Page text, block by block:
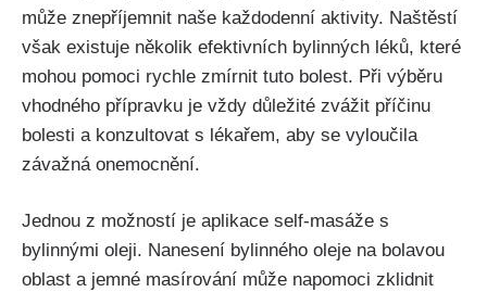
⁢může znepříjemnit naše každodenní aktivity. Naštěstí
však existuje několik efektivních bylinných léků, ​které
mohou‍ pomoci​ rychle zmírnit tuto bolest. Při výběru
vhodného přípravku ​je ‌vždy důležité zvážit příčinu
bolesti a konzultovat s ⁢lékařem, ​aby se vyloučila
závažná ⁢onemocnění.
Jednou z možností je ⁣aplikace self-masáže s
bylinnými ‌oleji. Nanesení bylinného oleje na bolavou
‌oblast a jemné masírování ‌může napomoci zklidnit​